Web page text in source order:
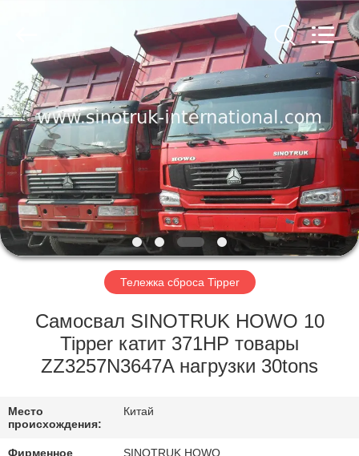
ДОМОЙ
ПРОДУКТЫ
О
НАС
ЭКСКУРСИЯ
ЗАВОДУ
КОНТРОЛЬ
СВЯЖИТЕСЬ
Reserved.
Тележка сброса Tipper
Самосвал SINOTRUK HOWO 10
Tipper катит 371HP товары
ZZ3257N3647A нагрузки 30tons
Место
происхождения:
Китай
Фирменное
SINOTRUK HOWO